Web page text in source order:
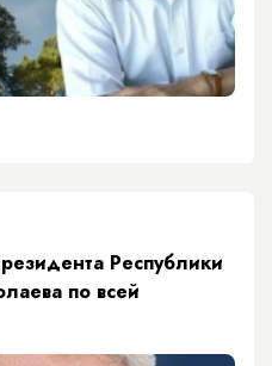
Республики
по всей